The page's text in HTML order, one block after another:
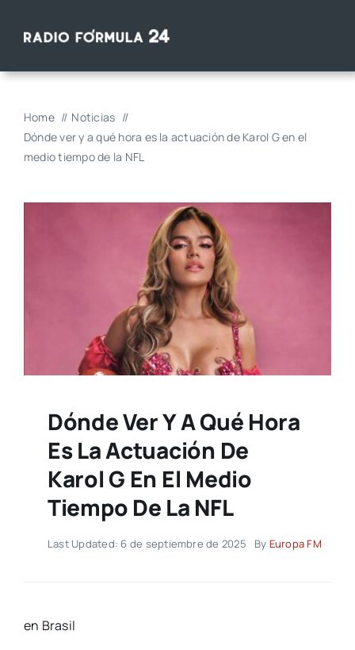
Home
Noticias
Dónde ver y a qué hora es la actuación de Karol G en el
medio tiempo de la NFL
Dónde Ver Y A Qué Hora
Es La Actuación De
Karol G En El Medio
Tiempo De La NFL
Last Updated: 6 de septiembre de 2025 By Europa FM
en Brasil